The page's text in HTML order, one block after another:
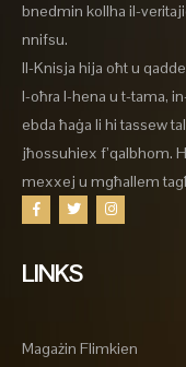
bnedmin kollha il-
nnifsu.
Il-Knisja hija oħt u
l-oħra l-hena u t-tama,
ebda ħaġa li hi tassew
jħossuhiex f’qalbhom.
mexxej u mgħallem
LINKS
Magażin Flimkien